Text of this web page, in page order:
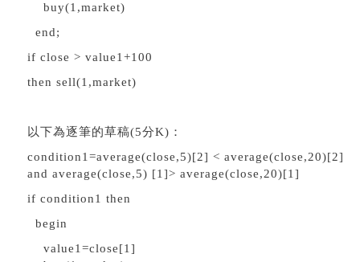
buy(1,market)
end;
if close > value1+100
then sell(1,market)
以下為逐筆的草稿(5分K)：
condition1=average(close,5)[2] < average(close,20)[2]
and average(close,5) [1]> average(close,20)[1]
if condition1 then
begin
value1=close[1]